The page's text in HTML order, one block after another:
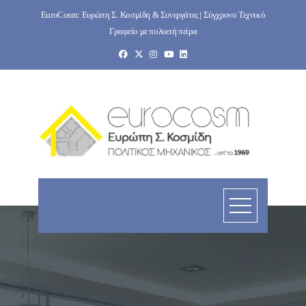
EuroCosm: Ευρώπη Σ. Κοσμίδη & Συνεργάτες | Σύγχρονο Τεχνικό
Γραφείο με πολυετή πείρα